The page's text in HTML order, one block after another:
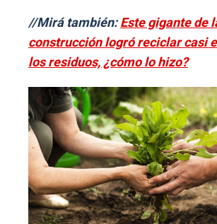
//Mirá también:Este gigante de
construcción logró reciclar casi
los residuos, ¿cómo lo hizo?